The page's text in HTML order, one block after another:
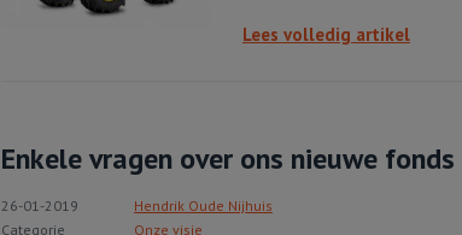
Lees volledig artikel
Enkele vragen over ons nieuwe fonds
26-01-2019
Hendrik Oude Nijhuis
Categorie
Onze visie